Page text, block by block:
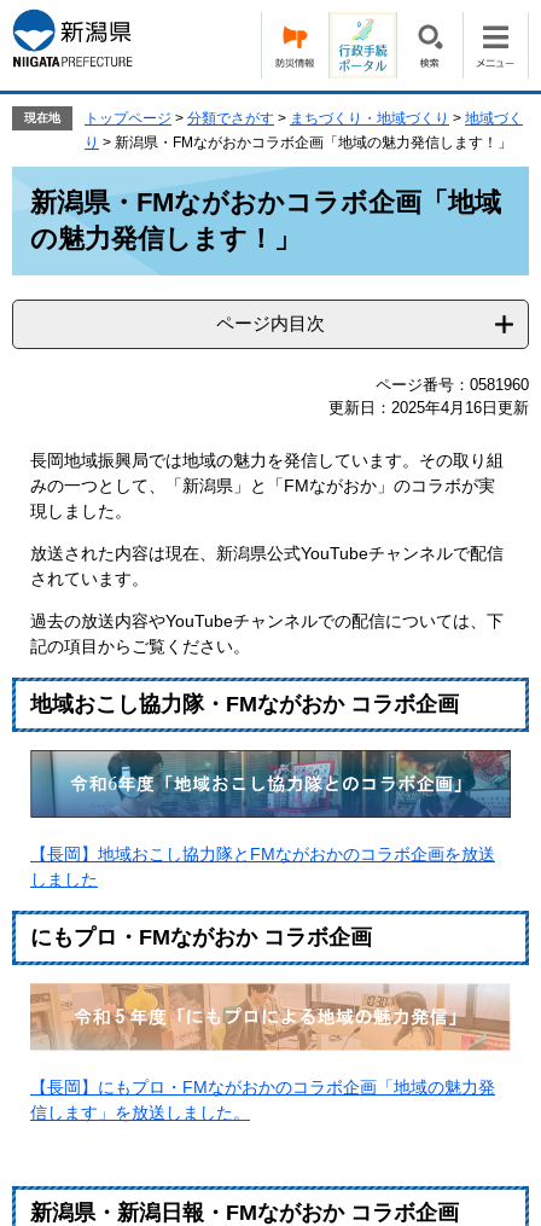
ー
ジ
の
で
す。
ニ
ュ
ー
ば
現在地 トップページ > 分類でさがす > まちづくり・地域づくり > 地域づく
り > 新潟県・FMながおかコラボ企画「地域の魅力発信します！」
新潟県・FMながおかコラボ企画「地域
の魅力発信します！」
ページ内目次
ページ番号：0581960
更新日：2025年4月16日更新
長岡地域振興局では地域の魅力を発信しています。その取り組
みの一つとして、「新潟県」と「FMながおか」のコラボが実
現しました。
放送された内容は現在、新潟県公式YouTubeチャンネルで配信
されています。
過去の放送内容やYouTubeチャンネルでの配信については、下
記の項目からご覧ください。
地域おこし協力隊・FMながおか コラボ企画
【長岡】地域おこし協力隊とFMながおかのコラボ企画を放送
しました
にもプロ・FMながおか コラボ企画
【長岡】にもプロ・FMながおかのコラボ企画「地域の魅力発
信します」を放送しました。
新潟県・新潟日報・FMながおか コラボ企画